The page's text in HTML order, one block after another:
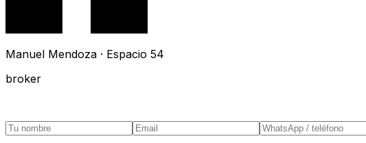
Manuel Mendoza · Espacio 54
broker